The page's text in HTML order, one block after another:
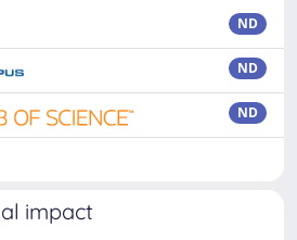
ND
ND
ND
impact